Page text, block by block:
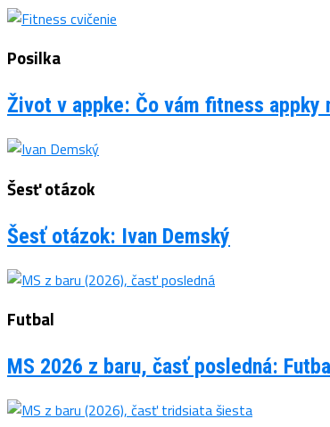
Posilka
Život v appke: Čo vám fitness
Šesť otázok
Šesť otázok: Ivan Demský
Futbal
MS 2026 z baru, časť posledná: